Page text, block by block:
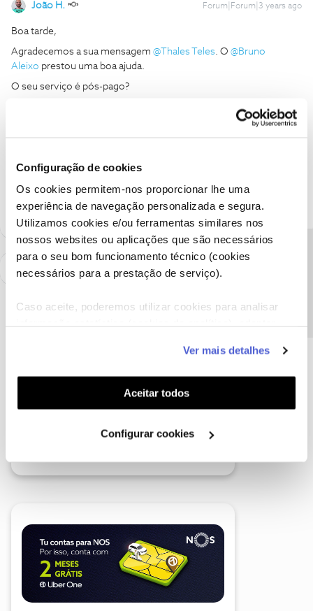
Configuração de cookies
Os cookies permitem-nos proporcionar lhe uma
experiência de navegação personalizada e segura.
Utilizamos cookies e/ou ferramentas similares nos
nossos websites ou aplicações que são necessários
para o seu bom funcionamento técnico (cookies
necessários para a prestação de serviço).
Caso aceite, poderemos utilizar cookies para analisar
funcionalidades (cookies de personalização e
funcionalidade) e adaptar anúncios aos seus interesses
(cookies de publicidade personalizada). Pode gerir a
utilização dos cookies clicando em "Configurar
Ver mais detalhes
Aceitar todos
Configurar cookies
João H. Forum|Forum|3 years ago
Boa tarde,
Agradecemos a sua mensagem @Thales Teles. O @Bruno
Aleixo prestou uma boa ajuda.
O seu serviço é pós-pago?
como "Melhor Resposta" e faça "Like" nos melhores comentários.
sempre a par das ultimas novidades.